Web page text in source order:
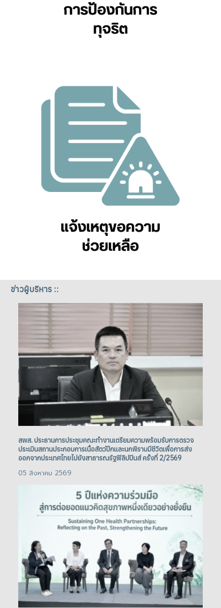
ข่าวผู้บริหาร ::
สพส. ประธานการประชุมคณะทำงานเตรียมความพร้อมรับการตรวจ
ประเมินสถานประกอบการเนื้อสัตว์ปีกและนกพิราบมีชีวิตเพื่อการส่ง
ออกจากประเทศไทยไปยังสาธารณรัฐฟิลิปปินส์ ครั้งที่ 2/2569
05 สิงหาคม 2569